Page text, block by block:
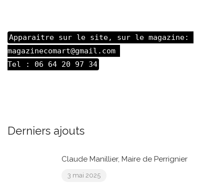
Apparaitre sur le site, sur le magazine:
magazinecomart@gmail.com
Tel : 06 64 20 97 34
Derniers ajouts
Claude Manillier, Maire de Perrignier
3 mai 2025